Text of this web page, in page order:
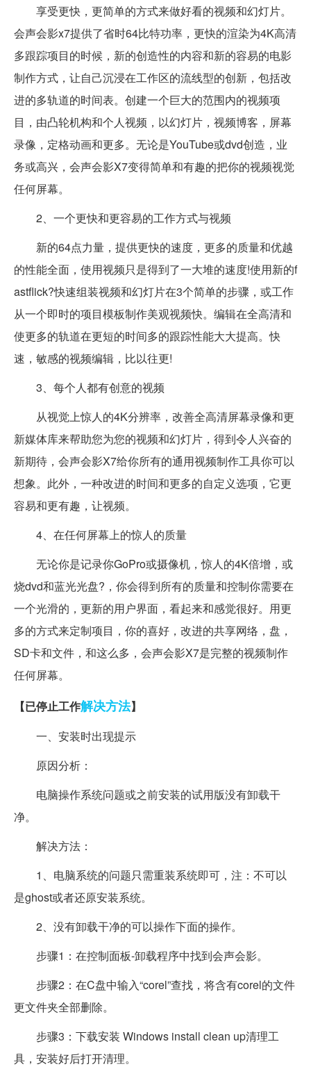
享受更快，更简单的方式来做好看的视频和幻灯片。
会声会影x7提供了省时64比特功率，更快的渲染为4K高清
多跟踪项目的时候，新的创造性的内容和新的容易的电影
制作方式，让自己沉浸在工作区的流线型的创新，包括改
进的多轨道的时间表。创建一个巨大的范围内的视频项
目，由凸轮机构和个人视频，以幻灯片，视频博客，屏幕
录像，定格动画和更多。无论是YouTube或dvd创造，业
务或高兴，会声会影X7变得简单和有趣的把你的视频视觉
任何屏幕。
2、一个更快和更容易的工作方式与视频
新的64点力量，提供更快的速度，更多的质量和优越
的性能全面，使用视频只是得到了一大堆的速度!使用新的f
astflick?快速组装视频和幻灯片在3个简单的步骤，或工作
从一个即时的项目模板制作美观视频快。编辑在全高清和
使更多的轨道在更短的时间多的跟踪性能大大提高。快
速，敏感的视频编辑，比以往更!
3、每个人都有创意的视频
从视觉上惊人的4K分辨率，改善全高清屏幕录像和更
新媒体库来帮助您为您的视频和幻灯片，得到令人兴奋的
新期待，会声会影X7给你所有的通用视频制作工具你可以
想象。此外，一种改进的时间和更多的自定义选项，它更
容易和更有趣，让视频。
4、在任何屏幕上的惊人的质量
无论你是记录你GoPro或摄像机，惊人的4K倍增，或
烧dvd和蓝光光盘?，你会得到所有的质量和控制你需要在
一个光滑的，更新的用户界面，看起来和感觉很好。用更
多的方式来定制项目，你的喜好，改进的共享网络，盘，
SD卡和文件，和这么多，会声会影X7是完整的视频制作
任何屏幕。
【已停止工作解决方法】
一、安装时出现提示
原因分析：
电脑操作系统问题或之前安装的试用版没有卸载干
净。
解决方法：
1、电脑系统的问题只需重装系统即可，注：不可以
是ghost或者还原安装系统。
2、没有卸载干净的可以操作下面的操作。
步骤1：在控制面板-卸载程序中找到会声会影。
步骤2：在C盘中输入“corel”查找，将含有corel的文件
更文件夹全部删除。
步骤3：下载安装 Windows install clean up清理工
具，安装好后打开清理。